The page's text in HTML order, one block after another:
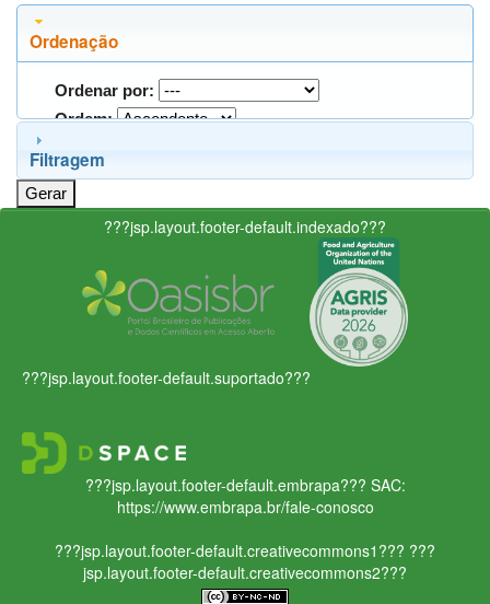
Ordenação
Ordenar por:
Ordem:
Filtragem
???jsp.layout.footer-default.indexado???
???jsp.layout.footer-default.suportado???
???jsp.layout.footer-default.embrapa??? SAC:
https://www.embrapa.br/fale-conosco
???jsp.layout.footer-default.creativecommons1??? ???
jsp.layout.footer-default.creativecommons2???